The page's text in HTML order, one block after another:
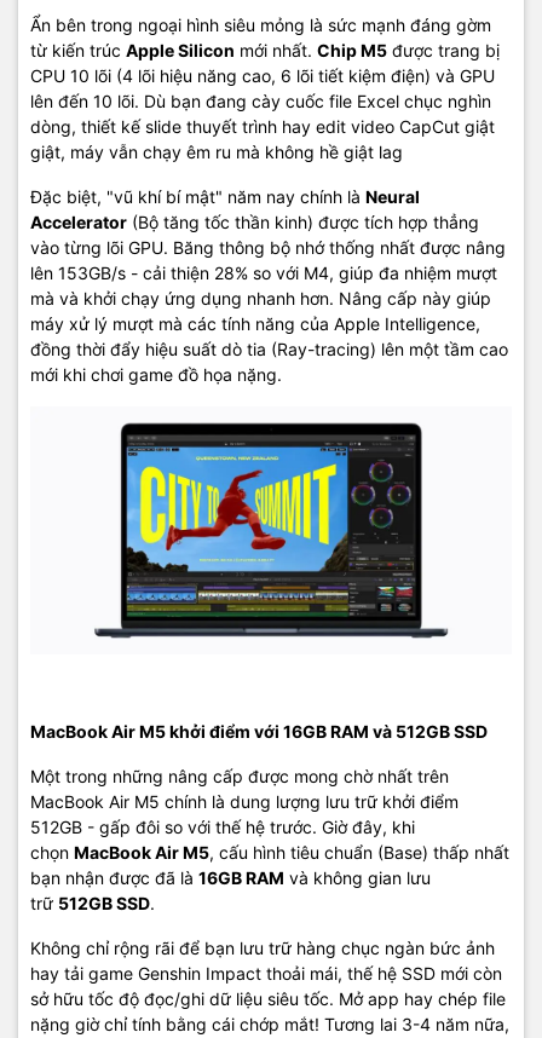
Ẩn bên trong ngoại hình siêu mỏng là sức mạnh đáng gờm
từ kiến trúc Apple Silicon mới nhất. Chip M5 được trang bị
CPU 10 lõi (4 lõi hiệu năng cao, 6 lõi tiết kiệm điện) và GPU
lên đến 10 lõi. Dù bạn đang cày cuốc file Excel chục nghìn
dòng, thiết kế slide thuyết trình hay edit video CapCut giật
giật, máy vẫn chạy êm ru mà không hề giật lag
Đặc biệt, "vũ khí bí mật" năm nay chính là Neural
Accelerator (Bộ tăng tốc thần kinh) được tích hợp thẳng
vào từng lõi GPU. Băng thông bộ nhớ thống nhất được nâng
lên 153GB/s - cải thiện 28% so với M4, giúp đa nhiệm mượt
mà và khởi chạy ứng dụng nhanh hơn. Nâng cấp này giúp
máy xử lý mượt mà các tính năng của Apple Intelligence,
đồng thời đẩy hiệu suất dò tia (Ray-tracing) lên một tầm cao
mới khi chơi game đồ họa nặng.
MacBook Air M5 khởi điểm với 16GB RAM và 512GB SSD
Một trong những nâng cấp được mong chờ nhất trên
MacBook Air M5 chính là dung lượng lưu trữ khởi điểm
512GB - gấp đôi so với thế hệ trước. Giờ đây, khi
chọn MacBook Air M5, cấu hình tiêu chuẩn (Base) thấp nhất
bạn nhận được đã là 16GB RAM và không gian lưu
trữ 512GB SSD.
Không chỉ rộng rãi để bạn lưu trữ hàng chục ngàn bức ảnh
hay tải game Genshin Impact thoải mái, thế hệ SSD mới còn
sở hữu tốc độ đọc/ghi dữ liệu siêu tốc. Mở app hay chép file
nặng giờ chỉ tính bằng cái chớp mắt! Tương lai 3-4 năm nữa,
Live Translation: dịch trực tiếp trong Messages
Clean Up: xóa vật thể thừa trong ảnh
Reminders thông minh: tự động phân loại nhắc việc
iPhone Mirroring: tương tác với iPhone ngay trên Mac
Nhờ Neural Engine 16 lõi và Neural Accelerator trên GPU, mọi tác
vụ AI đều được xử lý ngay trên thiết bị, đảm bảo bảo mật và
So sánh nhanh thông số MacBook Air M5 với các thế hệ trước
Thông số
MacBook
Air M5
MacBook
Air M4
MacBook
Air M3
MacBook
Air M2
Chip Apple M5 Apple M4
10 lõi (4
hiệu năng
+ 6 tiết
kiệm)
10 lõi (4
hiệu năng
+ 6 tiết
kiệm)
8 lõi (4
hiệu năng
+ 4 tiết
kiệm)
153GB/s 120GB/s 100GB/s
~6.715
~2.800
~2.700
~1.600
Neural
Engine
16 lõi +
Neural
Accelerator
trong GPU
16 lõi (38
TOPS)
16 lõi (18
TOPS)
16 lõi
Wi-Fi
Wi-Fi 7
(chip N1)
Wi-Fi 6E Wi-Fi 6E Wi-Fi 6